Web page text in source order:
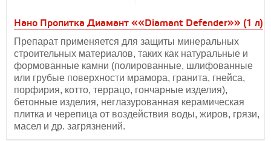
Нано Пропитка Диамант ««Diamant Defender»» (1 л)
Препарат применяется для защиты минеральных
строительных материалов, таких как натуральные и
формованные камни (полированные, шлифованные
или грубые поверхности мрамора, гранита, гнейса,
порфирия, котто, террацо, гончарные изделия),
бетонные изделия, неглазурованная керамическая
плитка и черепица от воздействия воды, жиров, грязи,
масел и др. загрязнений.